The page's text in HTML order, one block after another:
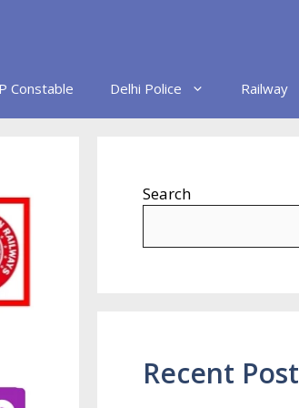
Constable Delhi Police Railway
Search
Recent Post